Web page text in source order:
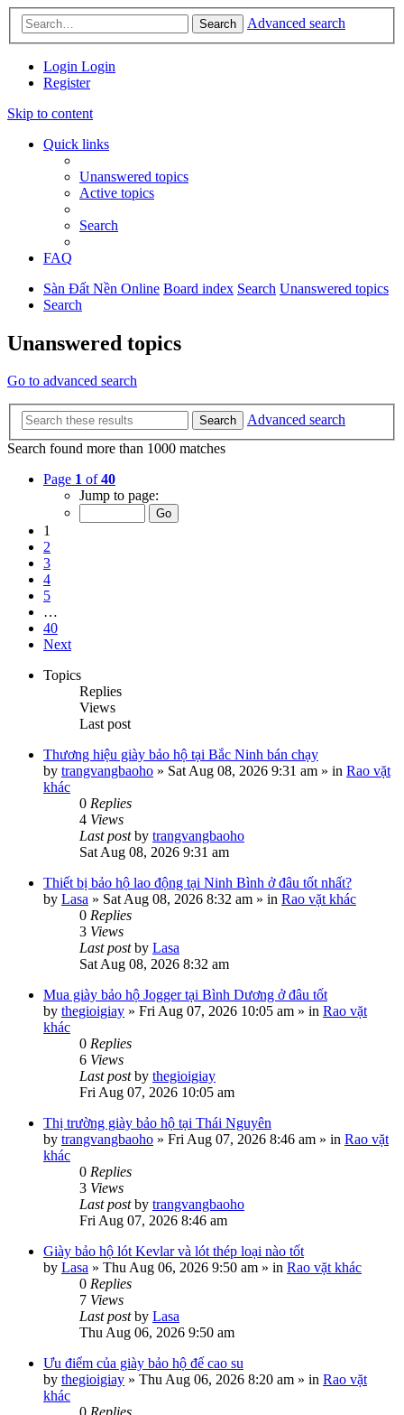
Search Advanced search
Login Login
Register
Skip to content
Quick links
Unanswered topics
Active topics
Search
FAQ
Sàn Đất Nền Online Board index Search Unanswered topics
Search
Unanswered topics
Go to advanced search
Search
Advanced search
Search found more than 1000 matches
Page 1 of40
Jump to page:
1
2
3
4
5
…
40
Next
Topics
Replies
Views
Last post
Thương hiệu giày bảo hộ tại Bắc Ninh bán chạy
by trangvangbaoho » Sat Aug 08, 2026 9:31 am » in Rao vặt
khác
0 Replies
4 Views
Last postby trangvangbaoho
Sat Aug 08, 2026 9:31 am
Thiết bị bảo hộ lao động tại Ninh Bình ở đâu tốt nhất?
by Lasa » Sat Aug 08, 2026 8:32 am » in Rao vặt khác
0 Replies
3 Views
Last postby Lasa
Sat Aug 08, 2026 8:32 am
Mua giày bảo hộ Jogger tại Bình Dương ở đâu tốt
by thegioigiay » Fri Aug 07, 2026 10:05 am » in Rao vặt
khác
0 Replies
6 Views
Last postby thegioigiay
Fri Aug 07, 2026 10:05 am
Thị trường giày bảo hộ tại Thái Nguyên
by trangvangbaoho » Fri Aug 07, 2026 8:46 am » in Rao vặt
khác
0 Replies
3 Views
Last postby trangvangbaoho
Fri Aug 07, 2026 8:46 am
Giày bảo hộ lót Kevlar và lót thép loại nào tốt
by Lasa » Thu Aug 06, 2026 9:50 am » in Rao vặt khác
0 Replies
7 Views
Last postby Lasa
Thu Aug 06, 2026 9:50 am
Ưu điểm của giày bảo hộ đế cao su
by thegioigiay » Thu Aug 06, 2026 8:20 am » in Rao vặt
khác
0 Replies